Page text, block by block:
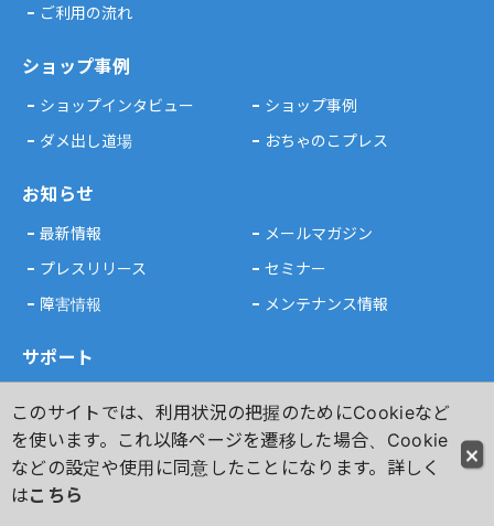
ご利用の流れ
ショップ事例
ショップインタビュー
ショップ事例
ダメ出し道場
おちゃのこプレス
お知らせ
最新情報
メールマガジン
プレスリリース
セミナー
障害情報
メンテナンス情報
サポート
おちゃのこカフェ
Webマニュアル
おちゃのこ広場
不適切な商品を見つけたら
このサイトでは、利用状況の把握のためにCookieなど
を使います。これ以降ページを遷移した場合、Cookie
などの設定や使用に同意したことになります。詳しく
はこちら